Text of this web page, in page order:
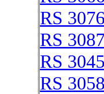
RS
RS
RS
RS